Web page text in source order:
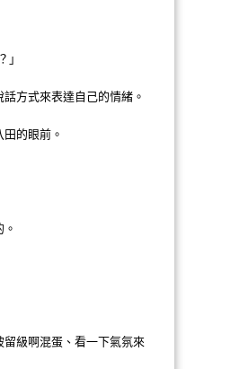
」
方式來表達自己的情緒。
的眼前。
級啊混蛋、看一下氣氛來